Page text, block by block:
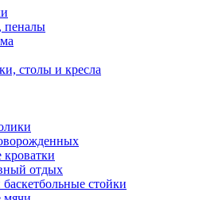
пеналы
столы и кресла
кроватки
отдых
стойки